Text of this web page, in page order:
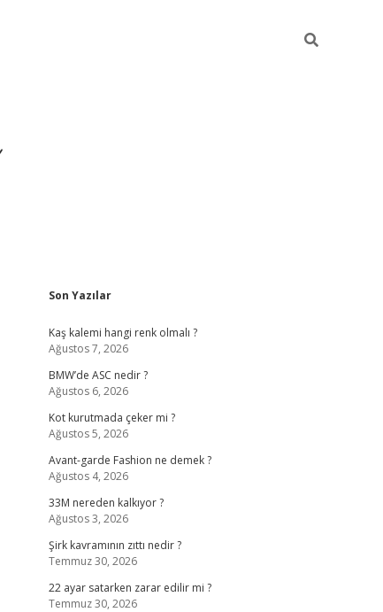
Sidebar
Son Yazılar
Kaş kalemi hangi renk olmalı ?
Ağustos 7, 2026
BMW’de ASC nedir ?
Ağustos 6, 2026
Kot kurutmada çeker mi ?
Ağustos 5, 2026
Avant-garde Fashion ne demek ?
Ağustos 4, 2026
33M nereden kalkıyor ?
Ağustos 3, 2026
Şirk kavramının zıttı nedir ?
Temmuz 30, 2026
22 ayar satarken zarar edilir mi ?
Temmuz 30, 2026